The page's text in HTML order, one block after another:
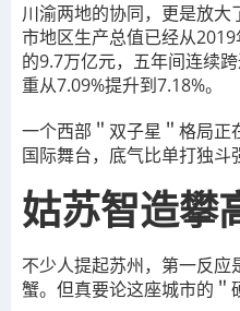
川渝两地的协同，更是放
市地区生产总值已经从
的9.7万亿元，五年间连续
重从7.09%提升到7.18%。
一个西部＂双子星＂格局正
国际舞台，底气比单打独斗
姑苏智造攀
不少人提起苏州，第一反
蟹。但真要论这座城市的＂